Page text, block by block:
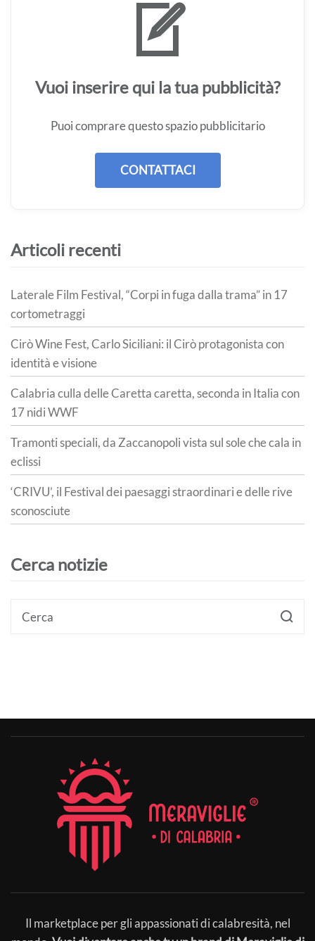
Vuoi inserire qui la tua pubblicità?
Puoi comprare questo spazio pubblicitario
CONTATTACI
Articoli recenti
Laterale Film Festival, “Corpi in fuga dalla trama” in 17
cortometraggi
Cirò Wine Fest, Carlo Siciliani: il Cirò protagonista con
identità e visione
Calabria culla delle Caretta caretta, seconda in Italia con
17 nidi WWF
Tramonti speciali, da Zaccanopoli vista sul sole che cala in
eclissi
‘CRIVU’, il Festival dei paesaggi straordinari e delle rive
sconosciute
Cerca notizie
Il marketplace per gli appassionati di calabresità, nel